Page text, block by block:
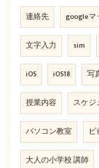
連絡先 googleマ
文字入力 sim
iOS iOS18 写
授業内容 スケジ
パソコン教室
大人の小学校 講師